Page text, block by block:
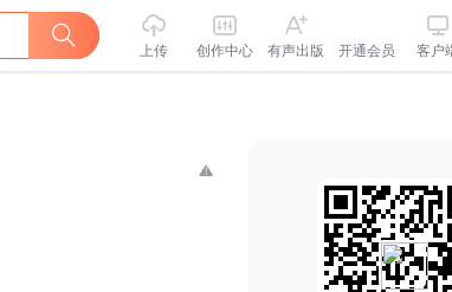
上传 创作中心 有声出版 开通会员 客户